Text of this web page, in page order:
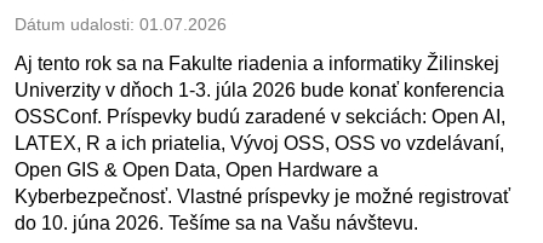
Dátum udalosti: 01.07.2026
Aj tento rok sa na Fakulte riadenia a informatiky Žilinskej
Univerzity v dňoch 1-3. júla 2026 bude konať konferencia
OSSConf. Príspevky budú zaradené v sekciách: Open AI,
LATEX, R a ich priatelia, Vývoj OSS, OSS vo vzdelávaní,
Open GIS & Open Data, Open Hardware a
Kyberbezpečnosť. Vlastné príspevky je možné registrovať
do 10. júna 2026. Tešíme sa na Vašu návštevu.